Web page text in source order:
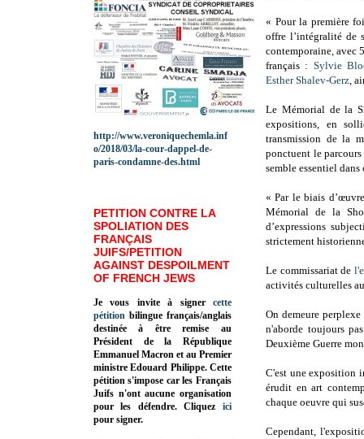
« Pour la première
offre l’intégralité de
contemporaine, avec
français : Sylvie
Esther Shalev-Gerz,
Le Mémorial de la
expositions, en
transmission de la
ponctuent le
semble essentiel
« Par le biais
Mémorial de la
d’expressions
strictement
Le commissariat de
activités culturelles
On demeure
n'aborde toujours
Deuxième Guerre
C'est une exposition
érudit en art
chaque oeuvre qui
Cependant,
http://www.veroniquechemla.inf
o/2018/03/la-cour-dappel-de-
paris-condamne-des.html
PETITION CONTRE LA
SPOLIATION DES
FRANÇAIS
JUIFS/PETITION
AGAINST DESPOILMENT
OF FRENCH JEWS
Je vous invite à signer cette
pétition bilingue français/anglais
destinée à être remise au
Président de la République
Emmanuel Macron et au Premier
ministre Edouard Philippe. Cette
pétition s'impose car les Français
Juifs n'ont aucune organisation
pour les défendre. Cliquez
ici
pour signer.